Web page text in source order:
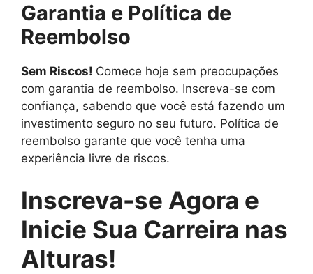
Garantia e Política de
Reembolso
Sem Riscos! Comece hoje sem preocupações
com garantia de reembolso. Inscreva-se com
confiança, sabendo que você está fazendo um
investimento seguro no seu futuro. Política de
reembolso garante que você tenha uma
experiência livre de riscos.
Inscreva-se Agora e
Inicie Sua Carreira nas
Alturas!